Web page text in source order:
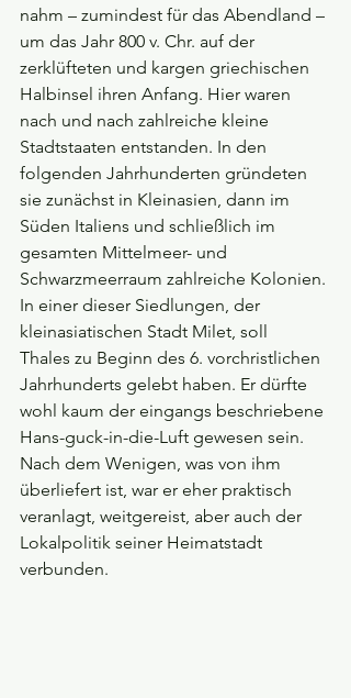
nahm – zumindest für das Abendland –
um das Jahr 800 v. Chr. auf der
zerklüfteten und kargen griechischen
Halbinsel ihren Anfang. Hier waren
nach und nach zahlreiche kleine
Stadtstaaten entstanden. In den
folgenden Jahrhunderten gründeten
sie zunächst in Kleinasien, dann im
Süden Italiens und schließlich im
gesamten Mittelmeer- und
Schwarzmeerraum zahlreiche Kolonien.
In einer dieser Siedlungen, der
kleinasiatischen Stadt Milet, soll
Thales zu Beginn des 6. vorchristlichen
Jahrhunderts gelebt haben. Er dürfte
wohl kaum der eingangs beschriebene
Hans-guck-in-die-Luft gewesen sein.
Nach dem Wenigen, was von ihm
überliefert ist, war er eher praktisch
veranlagt, weitgereist, aber auch der
Lokalpolitik seiner Heimatstadt
verbunden.